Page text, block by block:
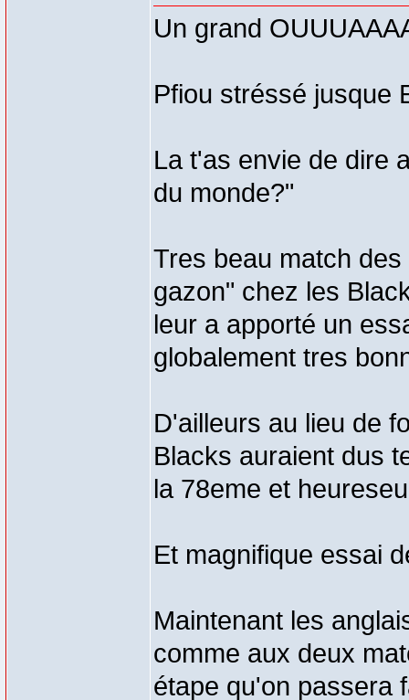
Un grand
Pfiou stréssé jusque
La t'as envie de dire
du monde?"
Tres beau match
gazon" chez les
leur a apporté un
globalement tres
D'ailleurs au lieu de
Blacks auraient dus
la 78eme et
Et magnifique essai
Maintenant les
comme aux deux
étape qu'on passera